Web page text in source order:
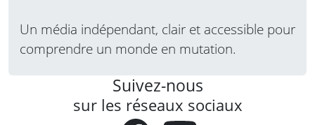
Un média indépendant, clair et accessible pour
comprendre un monde en mutation.
Suivez-nous
sur les réseaux sociaux